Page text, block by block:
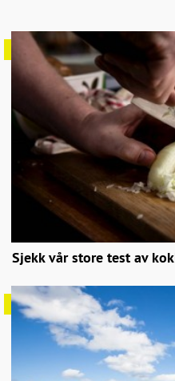
Sjekk vår store test av